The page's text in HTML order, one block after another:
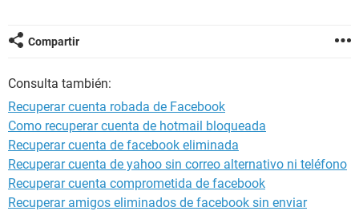
Compartir
Consulta también:
Recuperar cuenta robada de Facebook
Como recuperar cuenta de hotmail bloqueada
Recuperar cuenta de facebook eliminada
Recuperar cuenta de yahoo sin correo alternativo ni teléfono
Recuperar cuenta comprometida de facebook
Recuperar amigos eliminados de facebook sin enviar